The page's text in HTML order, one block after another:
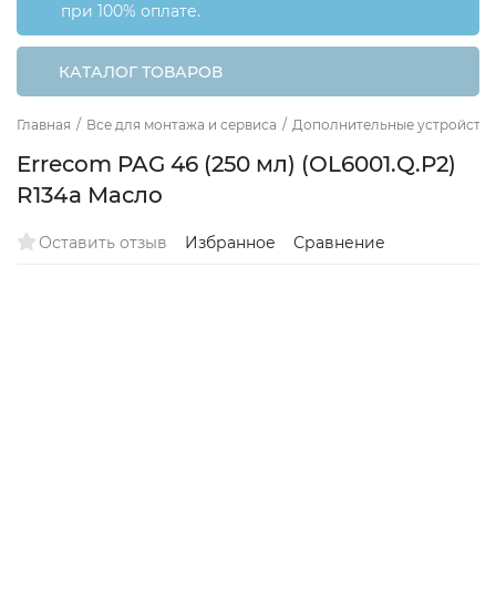
при 100% оплате.
КАТАЛОГ ТОВАРОВ
Главная / Все для монтажа и сервиса / Дополнительные
Errecom PAG 46 (250 мл) (OL6001.Q.P2)
R134a Масло
Оставить отзыв Избранное Сравнение